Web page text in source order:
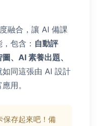
融合，讓 AI 備課
包含： 自動評
、AI 素養出題、
如同這張由 AI 設計
用。
保存起來吧！備